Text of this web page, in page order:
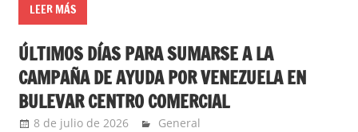
LEER MÁS
ÚLTIMOS DÍAS PARA SUMARSE A LA
CAMPAÑA DE AYUDA POR VENEZUELA EN
BULEVAR CENTRO COMERCIAL
8 de julio de 2026 Ernesto Herrera
General